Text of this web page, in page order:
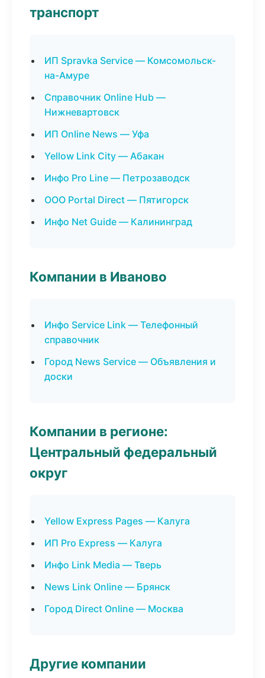
транспорт
ИП Spravka Service — Комсомольск-
на-Амуре
Справочник Online Hub —
Нижневартовск
ИП Online News — Уфа
Yellow Link City — Абакан
Инфо Pro Line — Петрозаводск
ООО Portal Direct — Пятигорск
Инфо Net Guide — Калининград
Компании в Иваново
Инфо Service Link — Телефонный
справочник
Город News Service — Объявления и
доски
Компании в регионе:
Центральный федеральный
округ
Yellow Express Pages — Калуга
ИП Pro Express — Калуга
Инфо Link Media — Тверь
News Link Online — Брянск
Город Direct Online — Москва
Другие компании